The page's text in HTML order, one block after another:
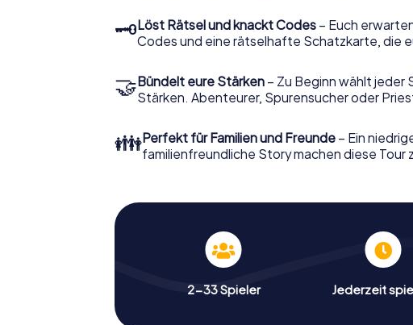
🗝Löst Rätsel und knackt Codes – Euch
Codes und eine rätselhafte Schatzkarte, die
🤝Bündelt eure Stärken – Zu Beginn wählt jeder
Stärken. Abenteurer, Spurensucher oder
👪Perfekt für Familien und Freunde – Ein
familienfreundliche Story machen diese Tour
2-33 Spieler Jederzeit